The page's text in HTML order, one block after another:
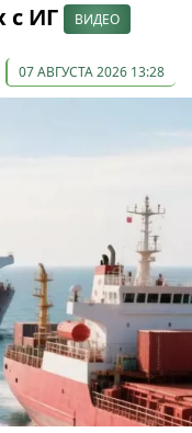
с ИГ
ВИДЕО
07 АВГУСТА 2026 13:28